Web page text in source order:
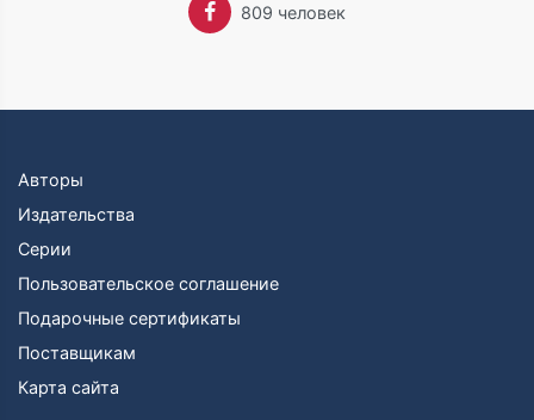
809 человек
Авторы
Издательства
Серии
Пользовательское соглашение
Подарочные сертификаты
Поставщикам
Карта сайта